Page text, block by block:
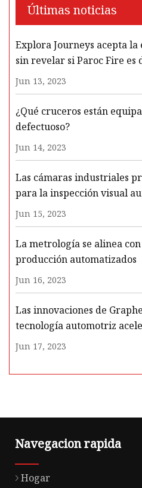
Últimas noticias
Explora Journeys acepta
sin revelar si Paroc Fire es
Jun 13, 2023
¿Qué cruceros están
defectuoso?
Jun 14, 2023
Las cámaras industriales
para la inspección visual
Jun 15, 2023
La metrología se alinea con
producción automatizados
Jun 16, 2023
Las innovaciones de
tecnología automotriz
ecológica
Jun 17, 2023
Navegacion rapida
Hogar